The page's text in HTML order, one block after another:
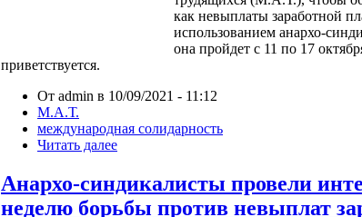
как невыплаты заработной
использованием анархо-
она пройдет с 11 по 17
приветствуется.
От admin в 10/09/2021 - 11:12
М.А.Т.
международная солидарность
Читать далее
Анархо-синдикалисты провели
неделю борьбы против невыплат